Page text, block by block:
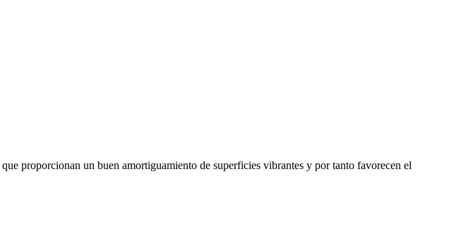
proporcionan un buen amortiguamiento de superficies vibrantes y por tanto favorecen el